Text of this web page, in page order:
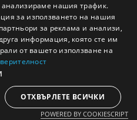
речник © Ezikov.com
Панел
нашия трафик.
за използването на нашия
за реклама и анализи,
информация, която сте им
от вашето използване на
ОТХВЪРЛЕТЕ ВСИЧКИ
POWERED BY COOKIESCRIPT